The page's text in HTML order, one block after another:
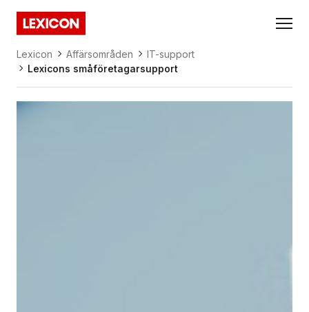
Gå direkt till huvudinnehållet
Lexicon
Lexicon Affärsområden
IT-support
Lexicons småföretagarsupport